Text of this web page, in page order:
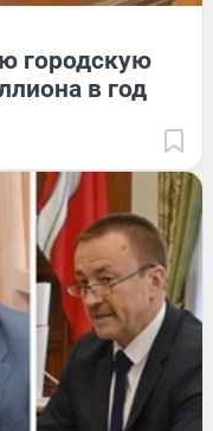
городскую
в год